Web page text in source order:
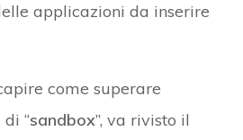
applicazioni da inserire
come superare
“sandbox”, va rivisto il